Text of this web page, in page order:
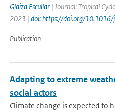
Glaiza Escullar | Journal: Tropical
2023 | doi: https://doi.org/
Publication
Adapting to extreme
social actors
Climate change is expected to